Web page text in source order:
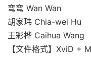
弯弯 Wan Wan
胡家玮 Chia-wei Hu
王彩桦 Caihua Wang
【文件格式】XviD +